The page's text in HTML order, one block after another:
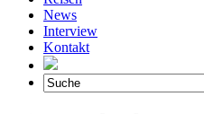
News
Interview
Kontakt